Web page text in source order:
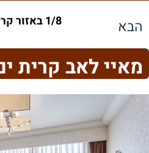
הבא 1/8 באזור קרית ים
מאיי לאב קרית